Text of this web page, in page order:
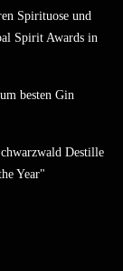
Spirituose und
Spirit Awards in
besten Gin
Destille
Year"